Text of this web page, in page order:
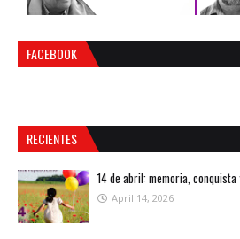
FACEBOOK
RECIENTES
14 de abril: memoria,
April 14, 2026